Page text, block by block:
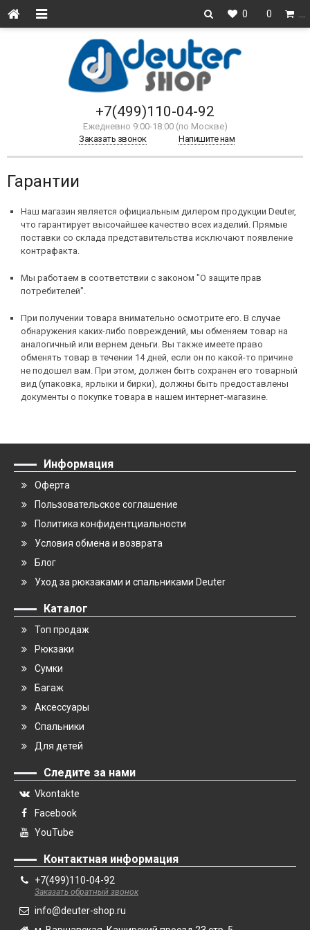
0 0
+7(499)110-04-92
Ежедневно 9:00-18:00 (по Москве)
Заказать звонок
Напишите нам
Гарантии
Наш магазин является официальным дилером продукции Deuter,
что гарантирует высочайшее качество всех изделий. Прямые
поставки со склада представительства исключают появление
контрафакта.
Мы работаем в соответствии с законом "О защите прав
потребителей".
При получении товара внимательно осмотрите его. В случае
обнаружения каких-либо повреждений, мы обменяем товар на
аналогичный или вернем деньги. Вы также имеете право
обменять товар в течении 14 дней, если он по какой-то причине
не подошел вам. При этом, должен быть сохранен его товарный
вид (упаковка, ярлыки и бирки), должны быть предоставлены
документы о покупке товара в нашем интернет-магазине.
Информация
Оферта
Пользовательское соглашение
Политика конфидентциальности
Условия обмена и возврата
Блог
Уход за рюкзаками и спальниками Deuter
Каталог
Топ продаж
Рюкзаки
Сумки
Багаж
Аксессуары
Спальники
Для детей
Следите за нами
Vkontakte
Facebook
YouTube
Контактная информация
+7(499)110-04-92
Заказать обратный звонок
info@deuter-shop.ru